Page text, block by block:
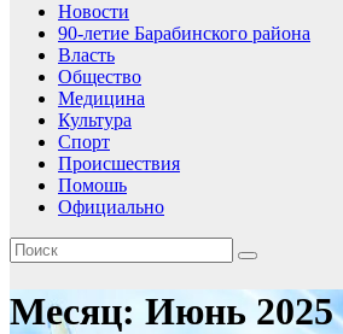
Новости
90-летие Барабинского района
Власть
Общество
Медицина
Культура
Спорт
Происшествия
Помошь
Официально
Месяц: Июнь 2025